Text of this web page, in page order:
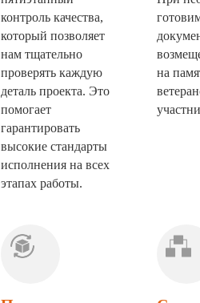
контроль качества,
который позволяет
нам тщательно
проверять каждую
деталь проекта. Это
помогает
гарантировать
высокие стандарты
исполнения на всех
этапах работы.
на